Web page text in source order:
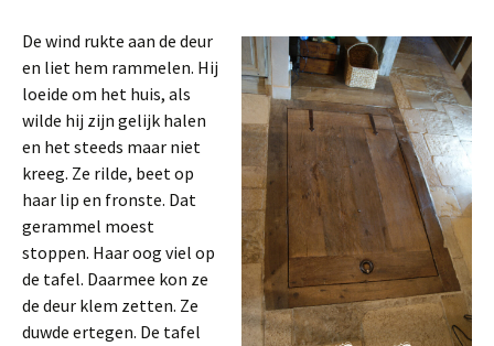
De wind rukte aan de deur
en liet hem rammelen. Hij
loeide om het huis, als
wilde hij zijn gelijk halen
en het steeds maar niet
kreeg. Ze rilde, beet op
haar lip en fronste. Dat
gerammel moest
stoppen. Haar oog viel op
de tafel. Daarmee kon ze
de deur klem zetten. Ze
duwde ertegen. De tafel